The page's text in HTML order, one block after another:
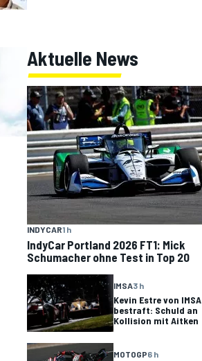
Aktuelle News
INDYCAR1 h
IndyCar Portland 2026 FT1: Mick
Schumacher ohne Test in Top 20
IMSA3 h
Kevin Estre von IMSA
bestraft: Schuld an
Kollision mit Aitken
MOTOGP6 h